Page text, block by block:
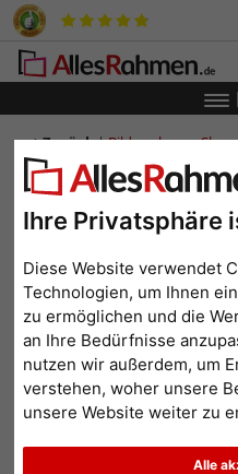
Ihre Privatsphäre
Diese Website verwendet
Technologien, um Ihnen
zu ermöglichen und die
an Ihre Bedürfnisse
nutzen wir außerdem, um
verstehen, woher unsere
unsere Website weiter zu
Alle
Zurück|Bilderrahmen-Shop
Bilderrahmen Kandeke
Holz-